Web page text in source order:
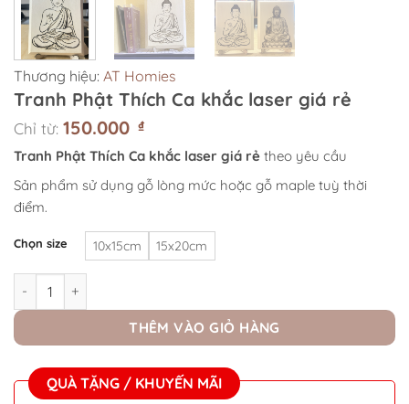
Thương hiệu: AT Homies
Tranh Phật Thích Ca khắc laser giá rẻ
Chỉ từ: 150.000 ₫
Tranh Phật Thích Ca khắc laser giá rẻ theo yêu cầu
Sản phẩm sử dụng gỗ lòng mức hoặc gỗ maple tuỳ thời
điểm.
Chọn size 10x15cm 15x20cm
Tranh Phật Thích Ca khắc laser giá rẻ số lượng
THÊM VÀO GIỎ HÀNG
QUÀ TẶNG / KHUYẾN MÃI